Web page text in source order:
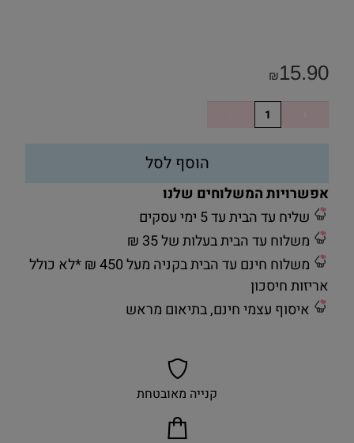
₪15.90
הוסף לסל
אפשרויות המשלוחים שלנו
שליח עד הבית עד 5 ימי עסקים
משלוח עד הבית בעלות של 35 ₪
משלוח חינם עד הבית בקניה מעל 450 ₪ *לא כולל
אריזות חיסכון
איסוף עצמי חינם, בתיאום מראש
קנייה מאובטחת